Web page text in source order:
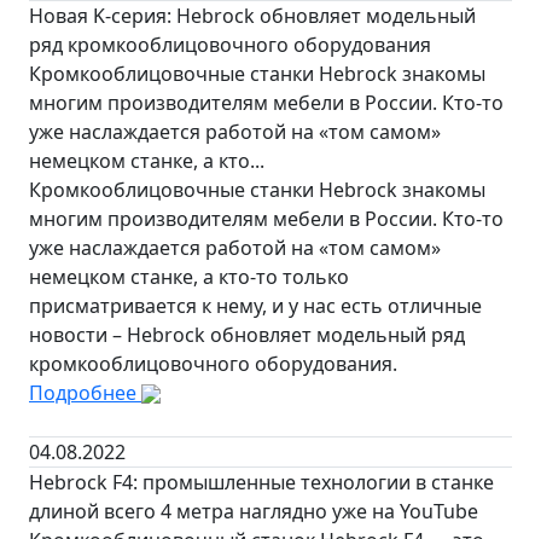
Новая K-серия: Hebrock обновляет модельный
ряд кромкооблицовочного оборудования
Кромкооблицовочные станки Hebrock знакомы
многим производителям мебели в России. Кто-то
уже наслаждается работой на «том самом»
немецком станке, а кто...
Кромкооблицовочные станки Hebrock знакомы
многим производителям мебели в России. Кто-то
уже наслаждается работой на «том самом»
немецком станке, а кто-то только
присматривается к нему, и у нас есть отличные
новости – Hebrock обновляет модельный ряд
кромкооблицовочного оборудования.
Подробнее
04.08.2022
Hebrock F4: промышленные технологии в станке
длиной всего 4 метра наглядно уже на YouTube